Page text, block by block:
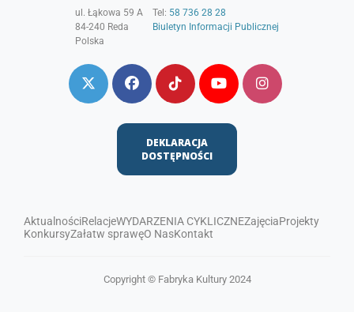
ul. Łąkowa 59 A
84-240 Reda
Polska
Tel: 58 736 28 28
Biuletyn Informacji Publicznej
DEKLARACJA
DOSTĘPNOŚCI
AktualnościRelacjeWYDARZENIA CYKLICZNEZajęciaProjekty
KonkursyZałatw sprawęO NasKontakt
Copyright © Fabryka Kultury 2024